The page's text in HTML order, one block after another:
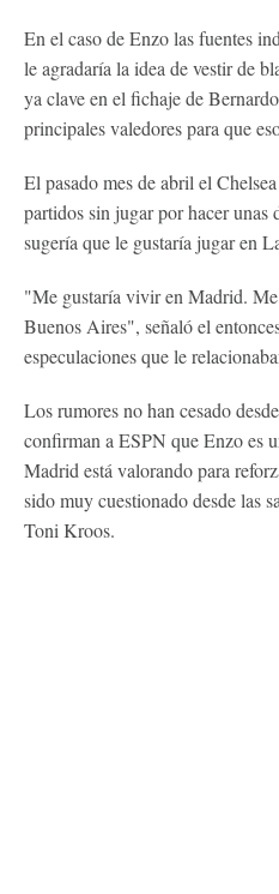
En el caso de Enzo las fuentes
le agradaría la idea de vestir de
ya clave en el fichaje de
principales valedores para que
El pasado mes de abril el
partidos sin jugar por hacer unas
sugería que le gustaría jugar en
"Me gustaría vivir en Madrid.
Buenos Aires", señaló el
especulaciones que le
Los rumores no han cesado
confirman a ESPN que Enzo es
Madrid está valorando para
sido muy cuestionado desde las
Toni Kroos.